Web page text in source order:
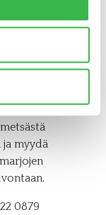
myydä
0879